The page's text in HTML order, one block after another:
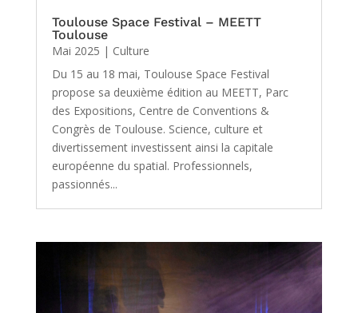
Toulouse Space Festival – MEETT
Toulouse
Mai 2025 | Culture
Du 15 au 18 mai, Toulouse Space Festival
propose sa deuxième édition au MEETT, Parc
des Expositions, Centre de Conventions &
Congrès de Toulouse. Science, culture et
divertissement investissent ainsi la capitale
européenne du spatial. Professionnels,
passionnés...